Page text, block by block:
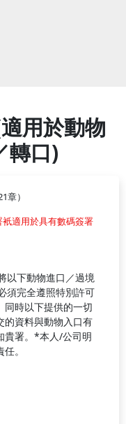
用於動物
轉口)
章）
適用於具有數碼簽署
以下動物進口／過境
須完全遵照特別許可
同時以下提供的一切
的資料與動物入口有
貴署。*本人/公司明
。